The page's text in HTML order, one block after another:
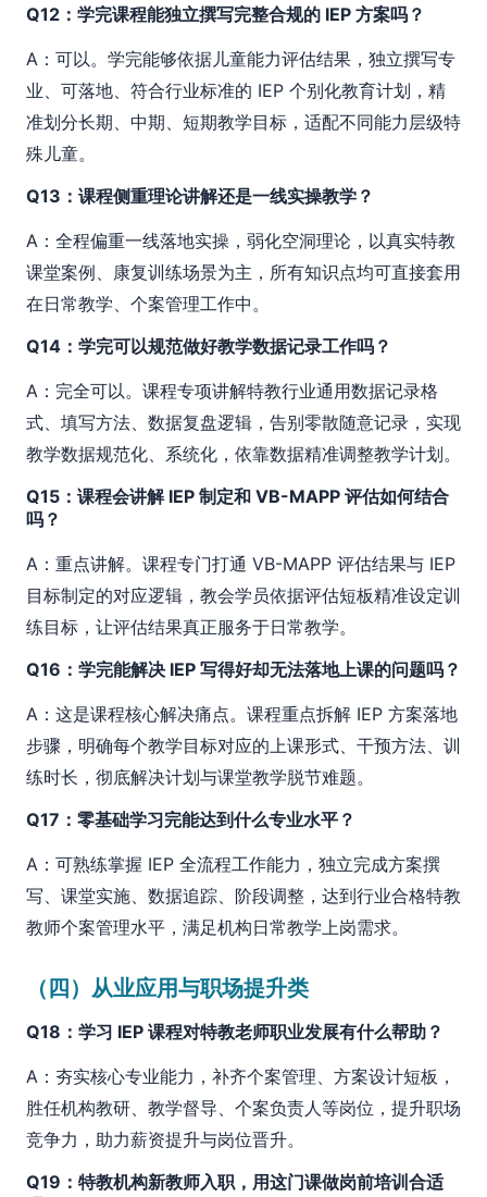
Q12：学完课程能独立撰写完整合规的 IEP 方案吗？
A：可以。学完能够依据儿童能力评估结果，独立撰写专
业、可落地、符合行业标准的 IEP 个别化教育计划，精
准划分长期、中期、短期教学目标，适配不同能力层级特
殊儿童。
Q13：课程侧重理论讲解还是一线实操教学？
A：全程偏重一线落地实操，弱化空洞理论，以真实特教
课堂案例、康复训练场景为主，所有知识点均可直接套用
在日常教学、个案管理工作中。
Q14：学完可以规范做好教学数据记录工作吗？
A：完全可以。课程专项讲解特教行业通用数据记录格
式、填写方法、数据复盘逻辑，告别零散随意记录，实现
教学数据规范化、系统化，依靠数据精准调整教学计划。
Q15：课程会讲解 IEP 制定和 VB-MAPP 评估如何结合
吗？
A：重点讲解。课程专门打通 VB-MAPP 评估结果与 IEP
目标制定的对应逻辑，教会学员依据评估短板精准设定训
练目标，让评估结果真正服务于日常教学。
Q16：学完能解决 IEP 写得好却无法落地上课的问题吗？
A：这是课程核心解决痛点。课程重点拆解 IEP 方案落地
步骤，明确每个教学目标对应的上课形式、干预方法、训
练时长，彻底解决计划与课堂教学脱节难题。
Q17：零基础学习完能达到什么专业水平？
A：可熟练掌握 IEP 全流程工作能力，独立完成方案撰
写、课堂实施、数据追踪、阶段调整，达到行业合格特教
教师个案管理水平，满足机构日常教学上岗需求。
（四）从业应用与职场提升类
Q18：学习 IEP 课程对特教老师职业发展有什么帮助？
A：夯实核心专业能力，补齐个案管理、方案设计短板，
胜任机构教研、教学督导、个案负责人等岗位，提升职场
竞争力，助力薪资提升与岗位晋升。
Q19：特教机构新教师入职，用这门课做岗前培训合适